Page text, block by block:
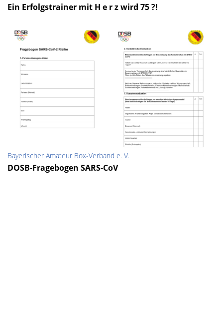
Ein Erfolgstrainer mit H e r z wird 75 ?!
Bayerischer Amateur Box-Verband e. V.
DOSB-Fragebogen SARS-CoV